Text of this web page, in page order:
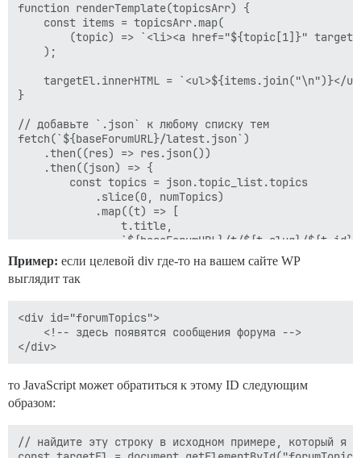
function renderTemplate(topicsArr) {
    const items = topicsArr.map(
(topic) => `<li><a href="${topic[1]}"
    );
targetEl.innerHTML = `<ul>${items.join("\n")}</
}
// добавьте `.json` к любому списку тем
fetch(`${baseForumURL}/latest.json`)
    .then((res) => res.json())
    .then((json) => {
        const topics = json.topic_list.topics
            .slice(0, numTopics)
            .map((t) => [
                t.title,
`${baseForumURL}/t/${t.slug}/
        renderTemplate(topics);
Пример: если целевой div где-то на вашем сайте WP
выглядит так
<div id="forumTopics">
    <!-- здесь появятся сообщения форума -->
то JavaScript может обратиться к этому ID следующим
образом:
// найдите эту строку в исходном примере, который я